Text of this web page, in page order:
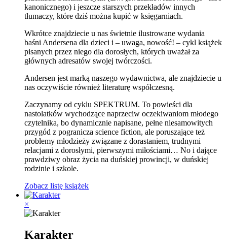
kanonicznego) i jeszcze starszych przekładów innych
tłumaczy, które dziś można kupić w księgarniach.
Wkrótce znajdziecie u nas świetnie ilustrowane wydania
baśni Andersena dla dzieci i – uwaga, nowość! – cykl książek
pisanych przez niego dla dorosłych, których uważał za
głównych adresatów swojej twórczości.
Andersen jest marką naszego wydawnictwa, ale znajdziecie u
nas oczywiście również literaturę współczesną.
Zaczynamy od cyklu SPEKTRUM. To powieści dla
nastolatków wychodzące naprzeciw oczekiwaniom młodego
czytelnika, bo dynamicznie napisane, pełne niesamowitych
przygód z pogranicza science fiction, ale poruszające też
problemy młodzieży związane z dorastaniem, trudnymi
relacjami z dorosłymi, pierwszymi miłościami… No i dające
prawdziwy obraz życia na duńskiej prowincji, w duńskiej
rodzinie i szkole.
Zobacz listę książek
×
Karakter